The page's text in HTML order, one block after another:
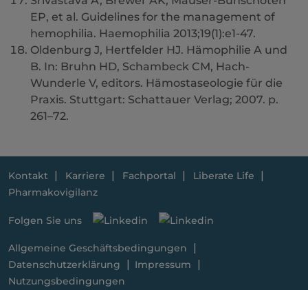
EP, et al. Guidelines for the management of
hemophilia. Haemophilia 2013;19(1):e1-47.
Oldenburg J, Hertfelder HJ. Hämophilie A und
B. In: Bruhn HD, Schambeck CM, Hach-
Wunderle V, editors. Hämostaseologie für die
Praxis. Stuttgart: Schattauer Verlag; 2007. p.
261–72.
Kontakt Karriere Fachportal
Liberate Life
Pharmakovigilanz
Folgen Sie uns
Allgemeine Geschäftsbedingungen
Datenschutzerklärung
Impressum
Nutzungsbedingungen